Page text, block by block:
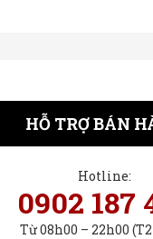
HỖ TRỢ BÁN
Hotline:
0902 187
Từ 08h00 – 22h00